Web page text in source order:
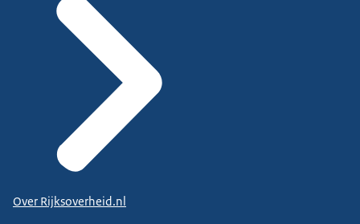
Over Rijksoverheid.nl